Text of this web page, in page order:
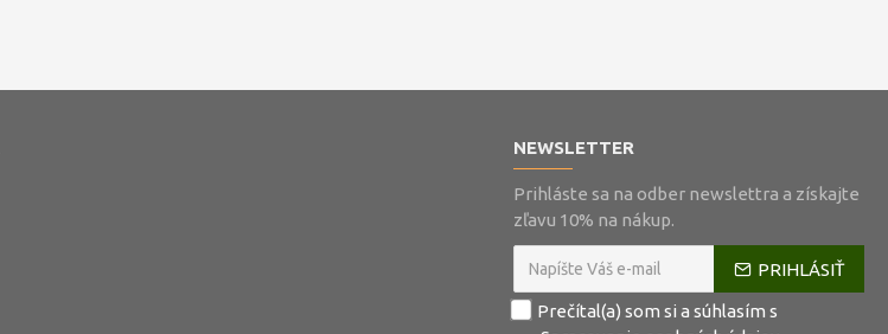
NEWSLETTER
Prihláste sa na odber newslettra a získajte
zľavu 10% na nákup.
PRIHLÁSIŤ
Prečítal(a) som si a súhlasím s